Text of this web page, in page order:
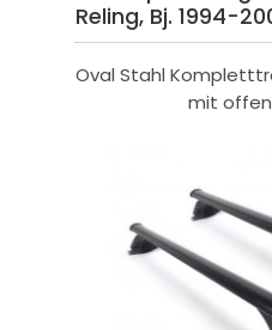
Reling, Bj. 1994-
Oval Stahl
mit